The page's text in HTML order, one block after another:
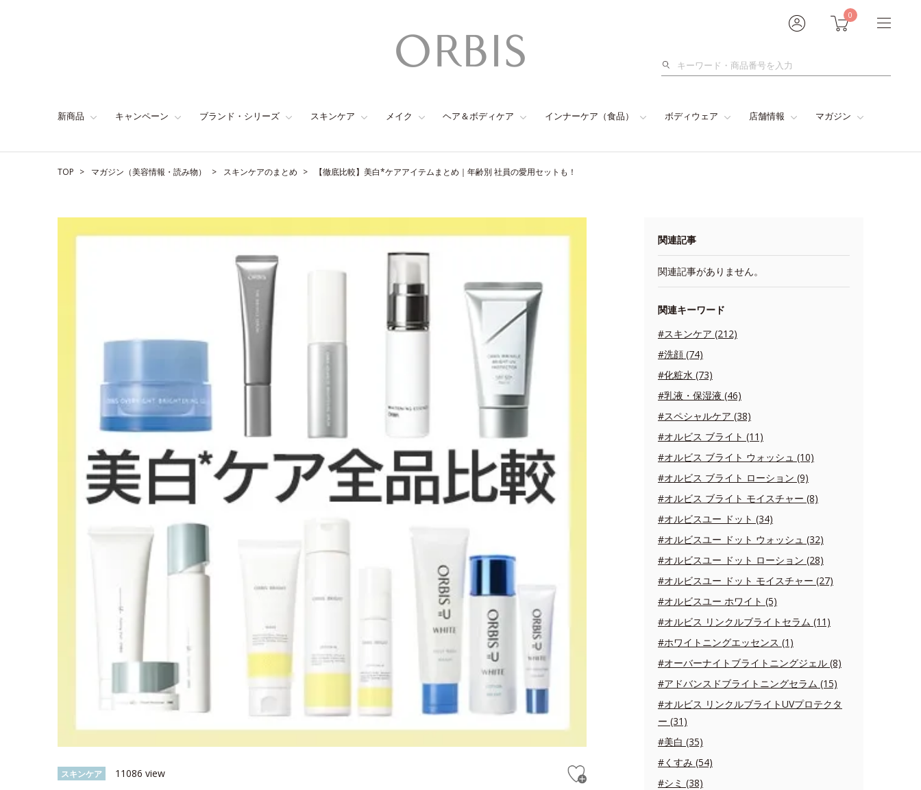
0
検
新商品 キャンペーン ブランド・シリーズ スキンケア メイク ヘア＆ボディケア インナーケア（食品） ボディウェア 店舗情報 マガジン
TOP マガジン（美容情報・読み物） スキンケアのまとめ 【徹底比較】美白*ケアアイテムまとめ｜年齢別 社員の愛用セットも！
スキンケア 11086 view
関連記事
関連記事がありません。
関連キーワード
#スキンケア (212)
#洗顔 (74)
#化粧水 (73)
#乳液・保湿液 (46)
#スペシャルケア (38)
#オルビス ブライト (11)
#オルビス ブライト ウォッシュ (10)
#オルビス ブライト ローション (9)
#オルビス ブライト モイスチャー (8)
#オルビスユー ドット (34)
#オルビスユー ドット ウォッシュ (32)
#オルビスユー ドット ローション (28)
#オルビスユー ドット モイスチャー (27)
#オルビスユー ホワイト (5)
#オルビス リンクルブライトセラム (11)
#ホワイトニングエッセンス (1)
#オーバーナイトブライトニングジェル (8)
#アドバンスドブライトニングセラム (15)
#オルビス リンクルブライトUVプロテクタ
ー (31)
#美白 (35)
#くすみ (54)
#シミ (38)